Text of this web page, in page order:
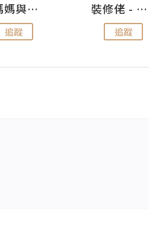
儍媽媽與兩隻小魔怪之家
追蹤
裝修佬 - 香港一站式網上裝修平台
追蹤